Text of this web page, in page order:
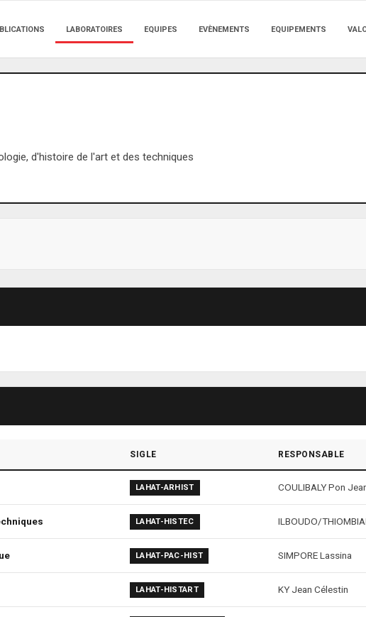
LABORATOIRES EQUIPES EVÈNEMENTS EQUIPEMENTS
d'histoire de l'art et des techniques
SIGLE RESPONSABLE
LAHAT-ARHIST COULIBALY Pon
LAHAT-HISTEC ILBOUDO/
LAHAT-PAC-HIST SIMPORE Lassina
LAHAT-HISTART KY Jean Célestin